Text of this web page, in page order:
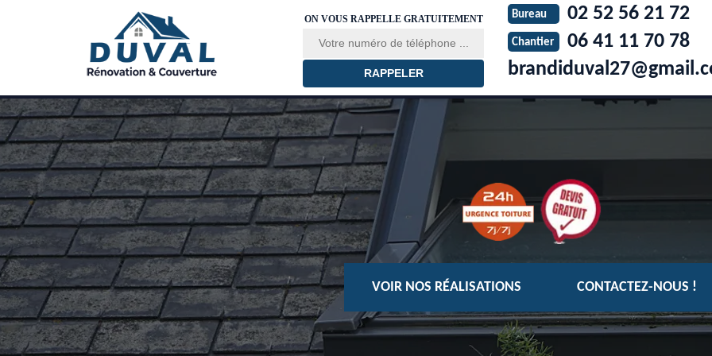
ON VOUS RAPPELLE GRATUITEMENT Bureau 02 52 56 21 72
Chantier
06 41 11 70 78
VOIR NOS RÉALISATIONS CONTACTEZ-NOUS !